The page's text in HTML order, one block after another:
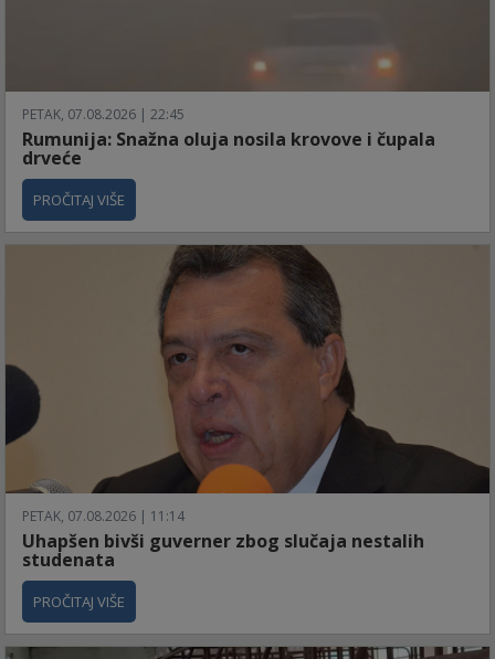
PETAK, 07.08.2026 | 22:45
Rumunija: Snažna oluja nosila krovove i čupala
drveće
PROČITAJ VIŠE
PETAK, 07.08.2026 | 11:14
Uhapšen bivši guverner zbog slučaja nestalih
studenata
PROČITAJ VIŠE